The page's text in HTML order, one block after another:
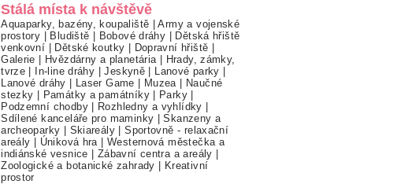
Stálá místa k návštěvě
Aquaparky, bazény, koupaliště |Army a vojenské
prostory | Bludiště | Bobové dráhy | Dětská hřiště
venkovní | Dětské koutky | Dopravní hřiště |
Galerie | Hvězdárny a planetária | Hrady, zámky,
tvrze | In-line dráhy |Jeskyně | Lanové parky |
Lanové dráhy | Laser Game | Muzea | Naučné
stezky | Památky a památníky| Parky |
Podzemní chodby| Rozhledny a vyhlídky |
Sdílené kanceláře pro maminky |Skanzeny a
archeoparky | Skiareály |Sportovně - relaxační
areály | Úniková hra |Westernová městečka a
indiánské vesnice | Zábavní centra a areály |
Zoologické a botanické zahrady | Kreativní
prostor